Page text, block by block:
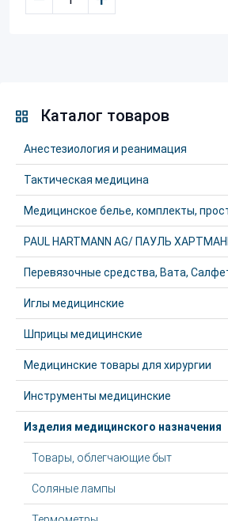
Каталог товаров
Анестезиология и реанимация
Тактическая медицина
Медицинское белье, комплекты,
PAUL HARTMANN AG/ ПАУЛЬ
Перевязочные средства, Вата,
Иглы медицинские
Шприцы медицинские
Медицинские товары для хирургии
Инструменты медицинские
Изделия медицинского назначения
Товары, облегчающие быт
Соляные лампы